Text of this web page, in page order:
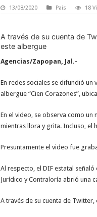
13/08/2020 Pais 18
A través de su cuenta de
este albergue
Agencias/Zapopan, Jal.-
En redes sociales se difundió
albergue “Cien Corazones”,
En el video, se observa como
mientras llora y grita. Incluso, el
Presuntamente el video fue
Al respecto, el DIF estatal señaló
Jurídico y Contraloría abrió una
A través de su cuenta de